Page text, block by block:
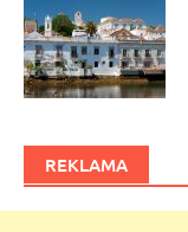
REKLAMA